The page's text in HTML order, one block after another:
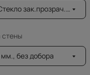
зак.прозрач.бронза
без добора